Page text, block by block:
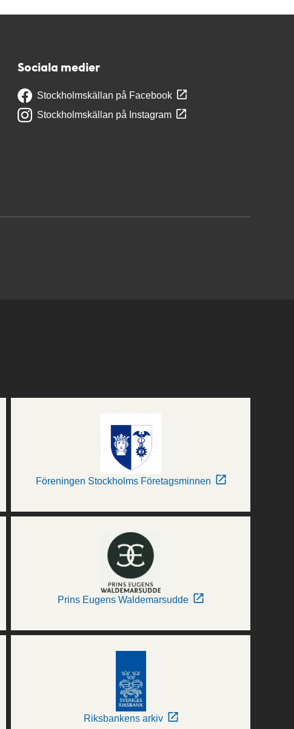
Sociala medier
Stockholmskällan på Facebook
Stockholmskällan på Instagram
Föreningen Stockholms Företagsminnen
Prins Eugens Waldemarsudde
Riksbankens arkiv